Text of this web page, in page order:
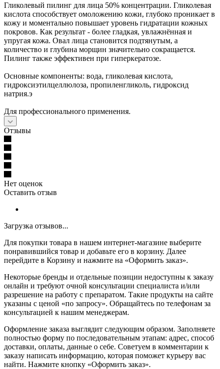
Гликолевый пилинг для лица 50% концентрации. Гликолевая
кислота способствует омоложению кожи, глубоко проникает в
кожу и моментально повышает уровень гидратации кожных
покровов. Как результат - более гладкая, увлажнённая и
упругая кожа. Овал лица становится подтянутым, а
количество и глубина морщин значительно сокращается.
Пилинг также эффективен при гиперкератозе.
Основные компоненты: вода, гликолевая кислота,
гидроксиэтилцеллюлоза, пропиленгликоль, гидроксид
натрия.э
Для профессионального применения.
Отзывы
Нет оценок
Оставить отзыв
Загрузка отзывов...
Для покупки товара в нашем интернет-магазине выберите
понравившийся товар и добавьте его в корзину. Далее
перейдите в Корзину и нажмите на «Оформить заказ».
Некоторые бренды и отдельные позиции недоступны к заказу
онлайн и требуют очной консультации специалиста и/или
разрешение на работу с препаратом. Такие продукты на сайте
указаны с ценой «по запросу». Обращайтесь по телефонам за
консультацией к нашим менеджерам.
Оформление заказа выглядит следующим образом. Заполняете
полностью форму по последовательным этапам: адрес, способ
доставки, оплаты, данные о себе. Советуем в комментарии к
заказу написать информацию, которая поможет курьеру вас
найти. Нажмите кнопку «Оформить заказ».